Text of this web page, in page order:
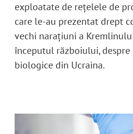
exploatate de rețelele de
care le-au prezentat drept
vechi narațiuni a
începutul războiului,
biologice din Ucraina.